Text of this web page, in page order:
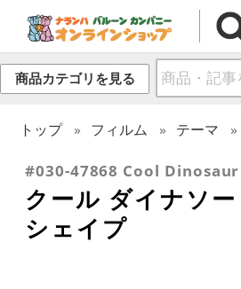
商品カテゴリを見る
トップ フィルム テーマ
#030-47868 Cool
クール ダイナソ
シェイプ